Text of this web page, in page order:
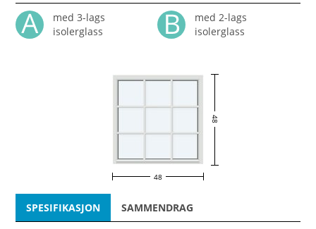
med 3-lags
isolerglass
med 2-lags
isolerglass
48
48
SPESIFIKASJON SAMMENDRAG